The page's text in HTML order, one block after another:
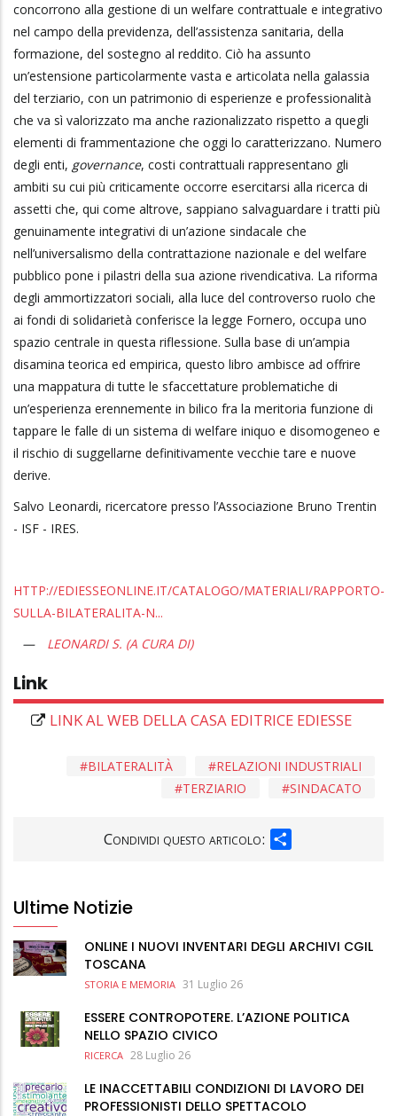
concorrono alla gestione di un welfare contrattuale e integrativo
nel campo della previdenza, dell’assistenza sanitaria, della
formazione, del sostegno al reddito. Ciò ha assunto
un’estensione particolarmente vasta e articolata nella galassia
del terziario, con un patrimonio di esperienze e professionalità
che va sì valorizzato ma anche razionalizzato rispetto a quegli
elementi di frammentazione che oggi lo caratterizzano. Numero
degli enti, governance, costi contrattuali rappresentano gli
ambiti su cui più criticamente occorre esercitarsi alla ricerca di
assetti che, qui come altrove, sappiano salvaguardare i tratti più
genuinamente integrativi di un’azione sindacale che
nell’universalismo della contrattazione nazionale e del welfare
pubblico pone i pilastri della sua azione rivendicativa. La riforma
degli ammortizzatori sociali, alla luce del controverso ruolo che
ai fondi di solidarietà conferisce la legge Fornero, occupa uno
spazio centrale in questa riflessione. Sulla base di un’ampia
disamina teorica ed empirica, questo libro ambisce ad offrire
una mappatura di tutte le sfaccettature problematiche di
un’esperienza erennemente in bilico fra la meritoria funzione di
tappare le falle di un sistema di welfare iniquo e disomogeneo e
il rischio di suggellarne definitivamente vecchie tare e nuove
derive.
Salvo Leonardi, ricercatore presso l’Associazione Bruno Trentin
- ISF - IRES.
HTTP://EDIESSEONLINE.IT/CATALOGO/MATERIALI/RAPPORTO-
SULLA-BILATERALITA-N...
LEONARDI S. (A CURA DI)
Link
LINK AL WEB DELLA CASA EDITRICE EDIESSE
RELAZIONI INDUSTRIALI
BILATERALITÀ
SINDACATO
TERZIARIO
Condividi questo articolo:
Ultime Notizie
ONLINE I NUOVI INVENTARI DEGLI ARCHIVI CGIL
TOSCANA
STORIA E MEMORIA 31 Luglio 26
ESSERE CONTROPOTERE. L’AZIONE POLITICA
NELLO SPAZIO CIVICO
RICERCA 28 Luglio 26
LE INACCETTABILI CONDIZIONI DI LAVORO DEI
PROFESSIONISTI DELLO SPETTACOLO